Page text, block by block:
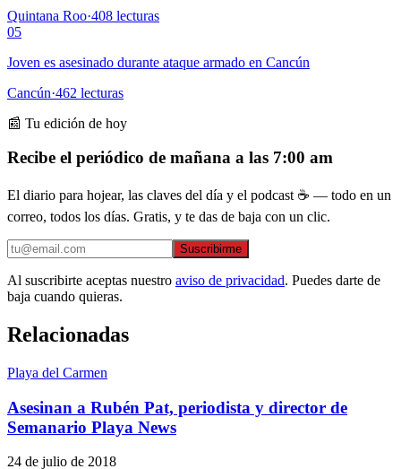
Quintana Roo·408 lecturas
05
Joven es asesinado durante ataque armado en Cancún
Cancún·462 lecturas
📰 Tu edición de hoy
Recibe el periódico de mañana a las 7:00 am
El diario para hojear, las claves del día y el podcast ☕ — todo en un
correo, todos los días. Gratis, y te das de baja con un clic.
Suscribirme
Al suscribirte aceptas nuestro aviso de privacidad. Puedes darte de
baja cuando quieras.
Relacionadas
Playa del Carmen
Asesinan a Rubén Pat, periodista y director de
Semanario Playa News
24 de julio de 2018